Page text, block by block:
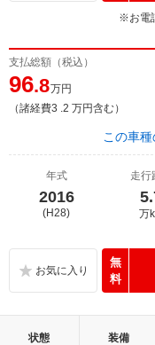
※お電
支払総額（税込）
96.8万円
（諸経費3 .2 万円含む）
この車
年式
2016
(H28)
走行
万
無
料
状態 装備